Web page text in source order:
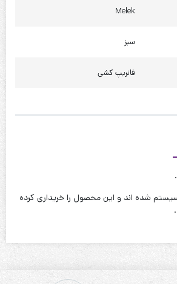
Melek
سبز
فانریپ کشی
شده اند و این محصول را خریداری کرده